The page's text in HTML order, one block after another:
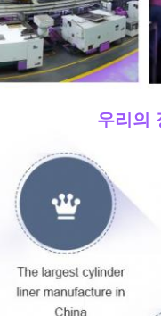
____우리의